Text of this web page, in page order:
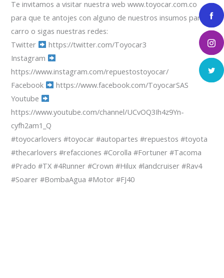
Te invitamos a visitar nuestra web www.toyocar.com.co
para que te antojes con alguno de nuestros insumos para el
carro o sigas nuestras redes:
Twitter
https://twitter.com/Toyocar3
Instagram
https://www.instagram.com/repuestostoyocar/
Facebook
https://www.facebook.com/ToyocarSAS
Youtube
https://www.youtube.com/channel/UCvOQ3Ih4z9Yn-
cyfh2am1_Q
#toyocarlovers #toyocar #autopartes #repuestos #toyota
#thecarlovers #refacciones #Corolla #Fortuner #Tacoma
#Prado #TX #4Runner #Crown #Hilux #landcruiser #Rav4
#Soarer #BombaAgua #Motor #FJ40